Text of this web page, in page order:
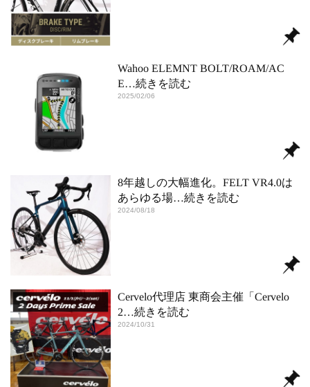
Wahoo ELEMNT BOLT/ROAM/AC
E…続きを読む
2025/02/06
8年越しの大幅進化。FELT VR4.0は
あらゆる場…続きを読む
2024/08/18
Cervelo代理店 東商会主催「Cervelo
2…続きを読む
2024/10/31